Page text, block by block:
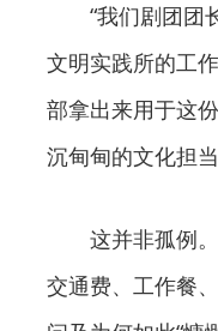
“我们剧团团
文明实践所的工
部拿出来用于这
沉甸甸的文化担
这并非孤例
交通费、工作餐